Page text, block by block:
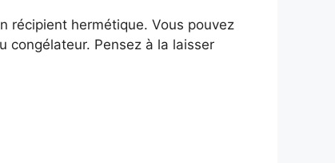
récipient hermétique. Vous pouvez
congélateur. Pensez à la laisser